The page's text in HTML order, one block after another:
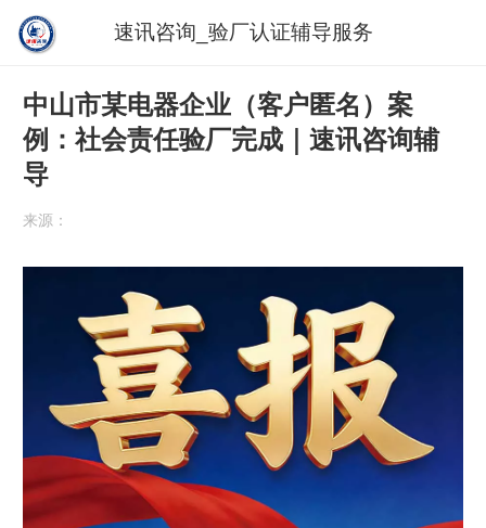
速讯咨询_验厂认证辅导服务
中山市某电器企业（客户匿名）案
例：社会责任验厂完成｜速讯咨询辅
导
来源：